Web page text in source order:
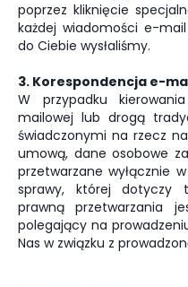
poprzez kliknięcie
każdej wiadomości e-
do Ciebie wysłaliśmy.
3. Korespondencja e-
W przypadku
mailowej lub drogą
świadczonymi na rzecz
umową, dane osobowe
przetwarzane wyłącznie
sprawy, której dotyczy
prawną przetwarzania
polegający na
Nas w związku z